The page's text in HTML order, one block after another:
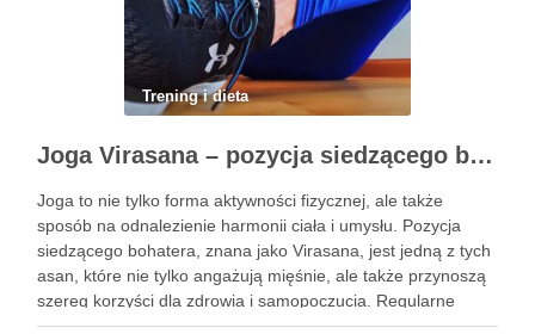
Trening i dieta
Joga Virasana – pozycja siedzącego bohatera i jej korzyści
Joga to nie tylko forma aktywności fizycznej, ale także
sposób na odnalezienie harmonii ciała i umysłu. Pozycja
siedzącego bohatera, znana jako Virasana, jest jedną z tych
asan, które nie tylko angażują mięśnie, ale także przynoszą
szereg korzyści dla zdrowia i samopoczucia. Regularne
praktykowanie tej pozycji może poprawić elastyczność